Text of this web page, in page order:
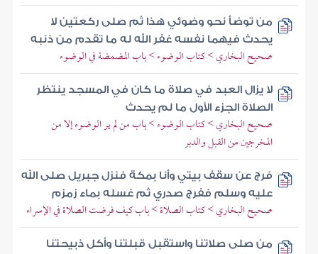
من توضأ نحو وضوئي هذا ثم صلى ركعتين لا
يحدث فيهما نفسه غفر الله له ما تقدم من ذنبه
صحيح البخاري > كتاب الوضوء > باب المضمضة في الوضوء
لا يزال العبد في صلاة ما كان في المسجد ينتظر
الصلاة الجزء الأول ما لم يحدث
صحيح البخاري > كتاب الوضوء > باب من لم ير الوضوء إلا من
المخرجين من القبل والدبر
فرج عن سقف بيتي وأنا بمكة فنزل جبريل صلى الله
عليه وسلم ففرج صدري ثم غسله بماء زمزم
صحيح البخاري > كتاب الصلاة > باب كيف فرضت الصلاة في الإسراء
من صلى صلاتنا واستقبل قبلتنا وأكل ذبيحتنا